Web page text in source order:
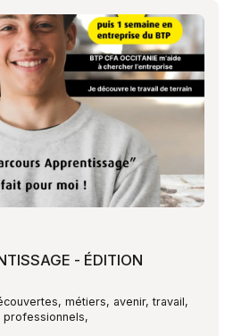
- ÉDITION
métiers, avenir, travail,